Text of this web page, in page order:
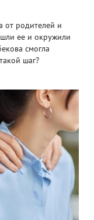
от родителей и
ее и окружили
смогла
шаг?